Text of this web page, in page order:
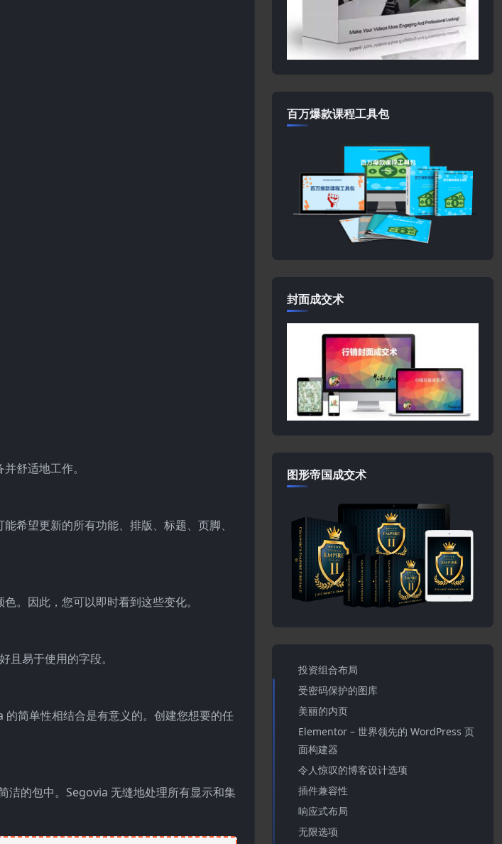
舒适地工作。
希望更新的所有功能、排版、标题、页脚、
。因此，您可以即时看到这些变化。
易于使用的字段。
简单性相结合是有意义的。创建您想要的任
洁的包中。Segovia 无缝地处理所有显示和集
百万爆款课程工具包
封面成交术
图形帝国成交术
投资组合布局
受密码保护的图库
美丽的内页
Elementor – 世界领先的 WordPress 页
面构建器
令人惊叹的博客设计选项
插件兼容性
响应式布局
无限选项